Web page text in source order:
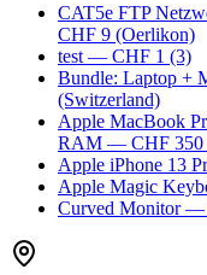
CAT5e FTP
CHF 9 (Oerlikon)
test — CHF 1 (3)
Bundle: Laptop +
(Switzerland)
Apple MacBook
RAM — CHF 350
Apple iPhone 13
Apple Magic
Curved Monitor—